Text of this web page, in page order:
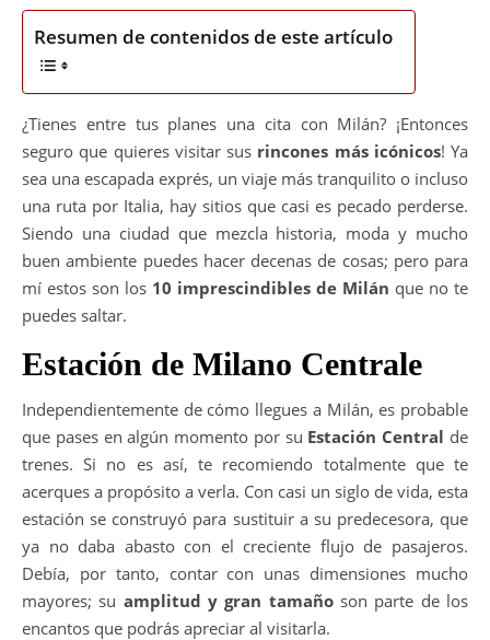
Resumen de contenidos de este artículo
¿Tienes entre tus planes una cita con Milán? ¡Entonces
seguro que quieres visitar sus rincones más icónicos! Ya
sea una escapada exprés, un viaje más tranquilito o incluso
una ruta por Italia, hay sitios que casi es pecado perderse.
Siendo una ciudad que mezcla historia, moda y mucho
buen ambiente puedes hacer decenas de cosas; pero para
mí estos son los 10 imprescindibles de Milán que no te
puedes saltar.
Estación de Milano Centrale
Independientemente de cómo llegues a Milán, es probable
que pases en algún momento por su Estación Central de
trenes. Si no es así, te recomiendo totalmente que te
acerques a propósito a verla. Con casi un siglo de vida, esta
estación se construyó para sustituir a su predecesora, que
ya no daba abasto con el creciente flujo de pasajeros.
Debía, por tanto, contar con unas dimensiones mucho
mayores; su amplitud y gran tamañoson parte de los
encantos que podrás apreciar al visitarla.